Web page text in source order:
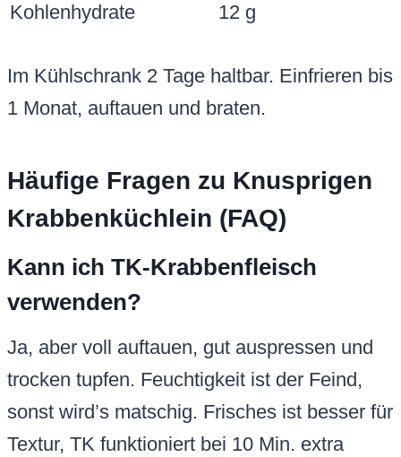
Kohlenhydrate
12 g
Im Kühlschrank 2 Tage haltbar. Einfrieren bis
1 Monat, auftauen und braten.
Häufige Fragen zu Knusprigen
Krabbenküchlein (FAQ)
Kann ich TK-Krabbenfleisch
verwenden?
Ja, aber voll auftauen, gut auspressen und
trocken tupfen. Feuchtigkeit ist der Feind,
sonst wird’s matschig. Frisches ist besser für
Textur, TK funktioniert bei 10 Min. extra